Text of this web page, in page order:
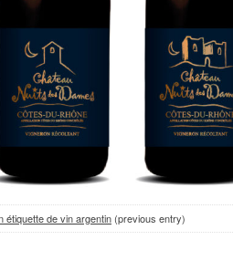
étiquette de vin argentin (previous entry)